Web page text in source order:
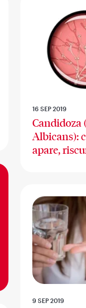
16 SEP 2019
Candidoza
Albicans):
apare,
9 SEP 2019